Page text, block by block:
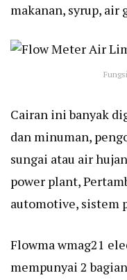
makanan, syrup, air
Cairan ini banyak
dan minuman,
sungai atau air
power plant,
automotive, sistem
Flowma wmag21
mempunyai 2